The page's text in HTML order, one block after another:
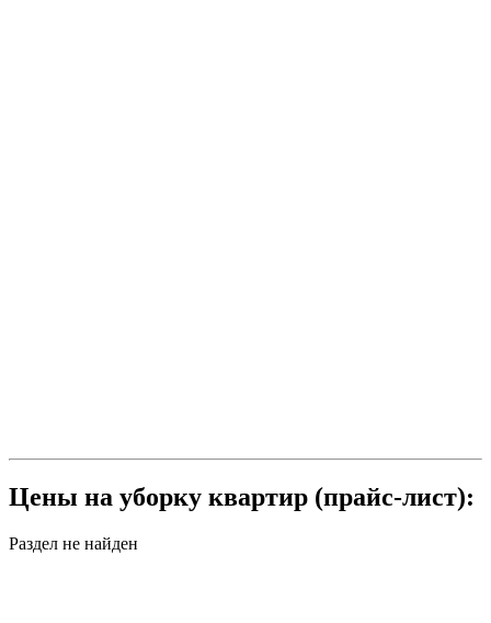
Цены на уборку квартир (прайс-лист):
Раздел не найден